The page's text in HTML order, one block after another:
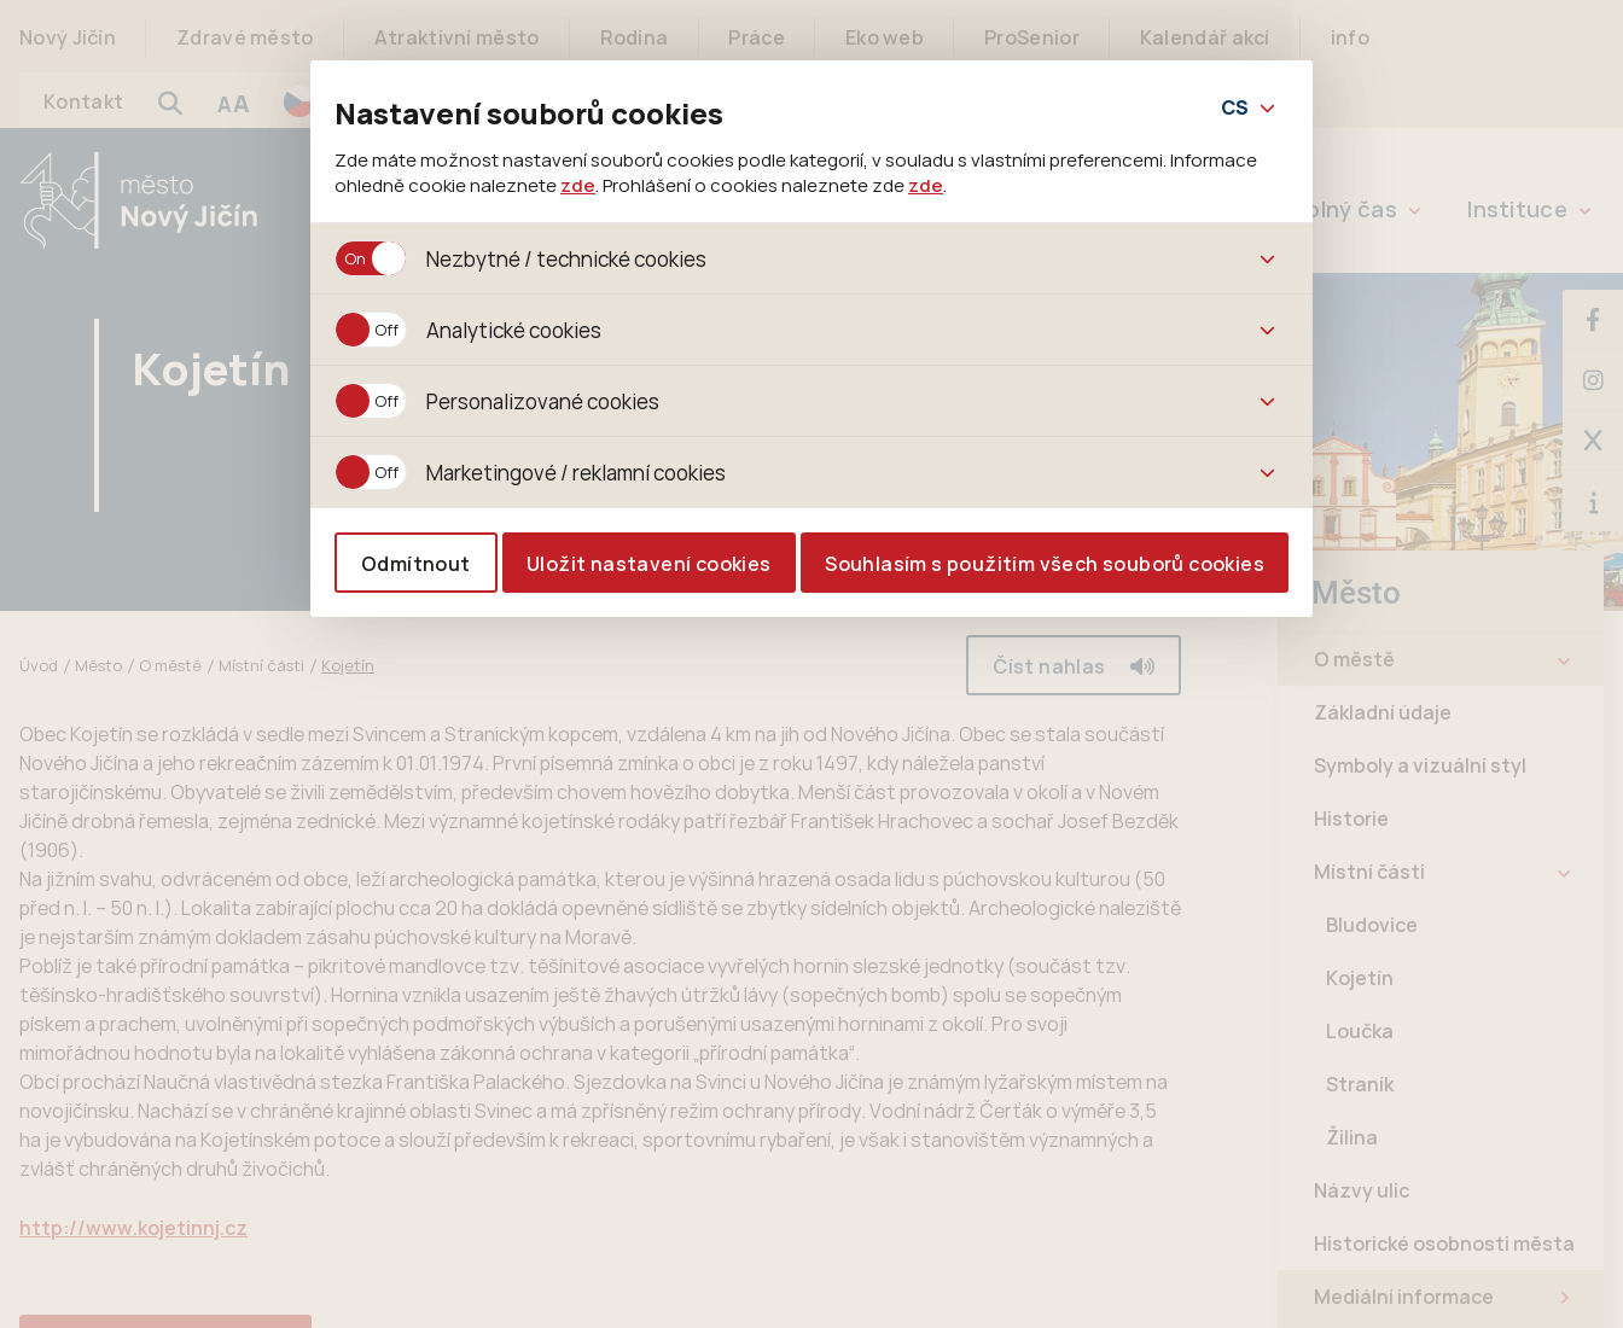
Nastavení souborů cookies
Zde máte možnost nastavení souborů cookies podle kategorií, v souladu s vlastními preferencemi. Informace
ohledně cookie naleznete zde. Prohlášení o cookies naleznete zde zde.
Nezbytné / technické cookies
Jedná se o technické soubory, které jsou nezbytné ke správnému chování našich webových stránek a všech
jejich funkcí. Používají se mimo jiné k ukládání produktů v nákupním košíku, ovládání filtrů a také nastavení
Analytické cookies
Analytické cookies shromažďujeme skriptem společnosti Google Inc., která následně tato data
anonymizuje. Po anonymizaci se již nejedná o osobní údaje, protože anonymizované cookies nelze přiřadit
Personalizované cookies
Personalizované cookies jsou využívány k přizpůsobení našeho webu vašim potřebám a zájmům, což
zajišťuje lepší nákupní zkušenosti. Díky nim můžeme nabídku přímo přizpůsobit vašim preferencím, což vám
pomůže vyhnout se nevhodným doporučením produktů či jiným nedůležitým nabídkám.
Marketingové / reklamní cookies
Odmítnout
Uložit nastavení cookies Souhlasím s použitím všech souborů cookies
Nový Jičín Zdravé město Atraktivní město Rodina Práce Eko web ProSenior Kalendář akcí info
Kontakt AA
Volný čas Instituce
Kojetín
Úvod Město O městě Místní části Kojetín Číst nahlas
Obec Kojetín se rozkládá v sedle mezi Svincem a Stranickým kopcem, vzdálena 4 km na jih od Nového Jičína. Obec se stala součástí
Nového Jičína a jeho rekreačním zázemím k 01.01.1974. První písemná zmínka o obci je z roku 1497, kdy náležela panství
starojičínskému. Obyvatelé se živili zemědělstvím, především chovem hovězího dobytka. Menší část provozovala v okolí a v Novém
Jičíně drobná řemesla, zejména zednické. Mezi významné kojetínské rodáky patří řezbář František Hrachovec a sochař Josef Bezděk
(1906).
Na jižním svahu, odvráceném od obce, leží archeologická památka, kterou je výšinná hrazená osada lidu s púchovskou kulturou (50
před n. l. – 50 n. l.). Lokalita zabírající plochu cca 20 ha dokládá opevněné sídliště se zbytky sídelních objektů. Archeologické naleziště
je nejstarším známým dokladem zásahu púchovské kultury na Moravě.
Poblíž je také přírodní památka – pikritové mandlovce tzv. těšínitové asociace vyvřelých hornin slezské jednotky (součást tzv.
těšínsko-hradišťského souvrství). Hornina vznikla usazením ještě žhavých útržků lávy (sopečných bomb) spolu se sopečným
pískem a prachem, uvolněnými při sopečných podmořských výbuších a porušenými usazenými horninami z okolí. Pro svoji
mimořádnou hodnotu byla na lokalitě vyhlášena zákonná ochrana v kategorii „přírodní památka“.
Obcí prochází Naučná vlastivědná stezka Františka Palackého. Sjezdovka na Svinci u Nového Jičína je známým lyžařským místem na
novojičínsku. Nachází se v chráněné krajinné oblasti Svinec a má zpřísněný režim ochrany přírody. Vodní nádrž Čerťák o výměře 3,5
ha je vybudována na Kojetínském potoce a slouží především k rekreaci, sportovnímu rybaření, je však i stanovištěm významných a
zvlášť chráněných druhů živočichů.
http://www.kojetinnj.cz
Město
O městě
Základní údaje
Symboly a vizuální styl
Historie
Místní části
Bludovice
Kojetín
Loučka
Straník
Žilina
Názvy ulic
Historické osobnosti města
Mediální informace